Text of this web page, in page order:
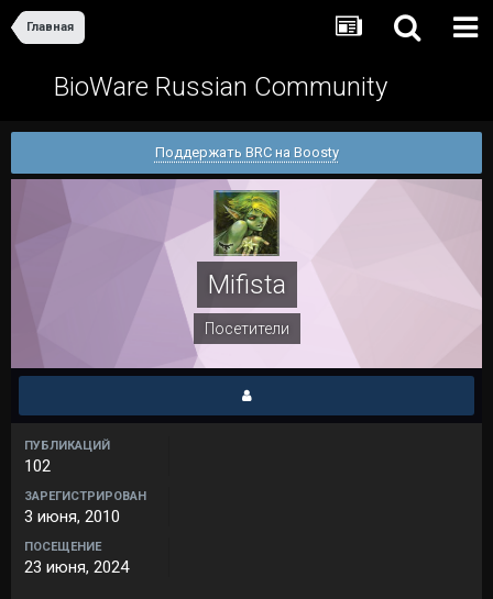
Главная
BioWare Russian Community
Поддержать BRC на Boosty
Mifista
Посетители
ПУБЛИКАЦИЙ
102
ЗАРЕГИСТРИРОВАН
3 июня, 2010
ПОСЕЩЕНИЕ
23 июня, 2024